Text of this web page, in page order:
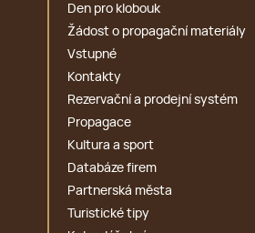
Den pro klobouk
Žádost o propagační materiály
Vstupné
Kontakty
Rezervační a prodejní systém
Propagace
Kultura a sport
Databáze firem
Partnerská města
Turistické tipy